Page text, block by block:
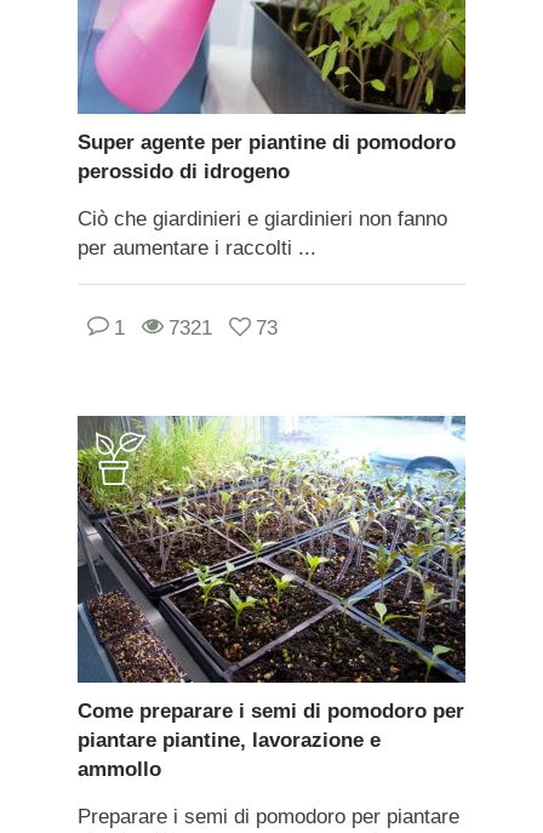
Super agente per piantine di pomodoro
perossido di idrogeno
Ciò che giardinieri e giardinieri non fanno
per aumentare i raccolti ...
1 7321 73
Come preparare i semi di pomodoro per
piantare piantine, lavorazione e
ammollo
Preparare i semi di pomodoro per piantare